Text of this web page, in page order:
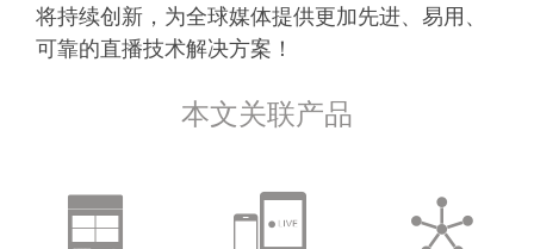
将持续创新，为全球媒体提供更加先进、易用、
可靠的直播技术解决方案！
本文关联产品